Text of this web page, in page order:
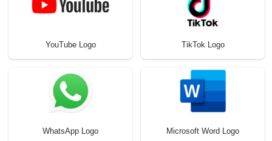
YouTube Logo TikTok Logo
WhatsApp Logo Microsoft Word Logo